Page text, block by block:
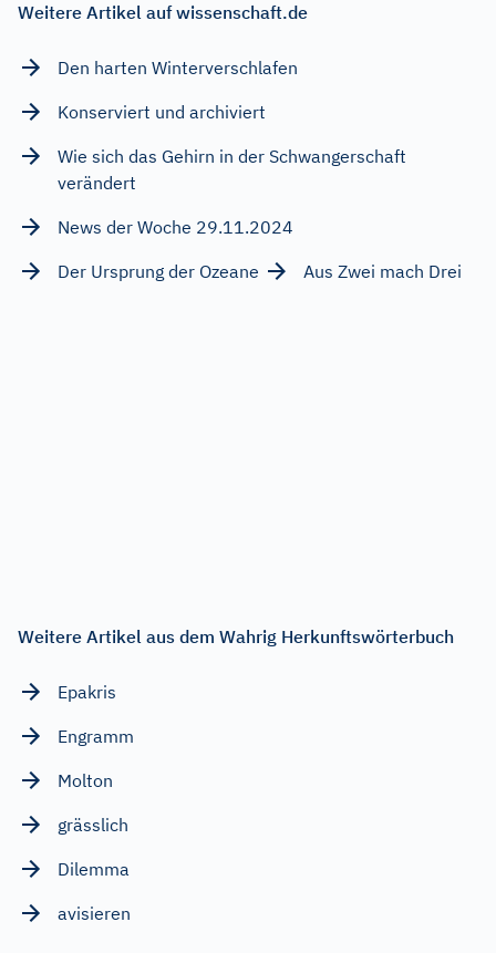
Weitere Artikel auf wissenschaft.de
Den harten Winterverschlafen
Konserviert und archiviert
Wie sich das Gehirn in der Schwangerschaft
verändert
News der Woche 29.11.2024
Der Ursprung der Ozeane
Aus Zwei mach Drei
Weitere Artikel aus dem Wahrig Herkunftswörterbuch
Epakris
Engramm
Molton
grässlich
Dilemma
avisieren